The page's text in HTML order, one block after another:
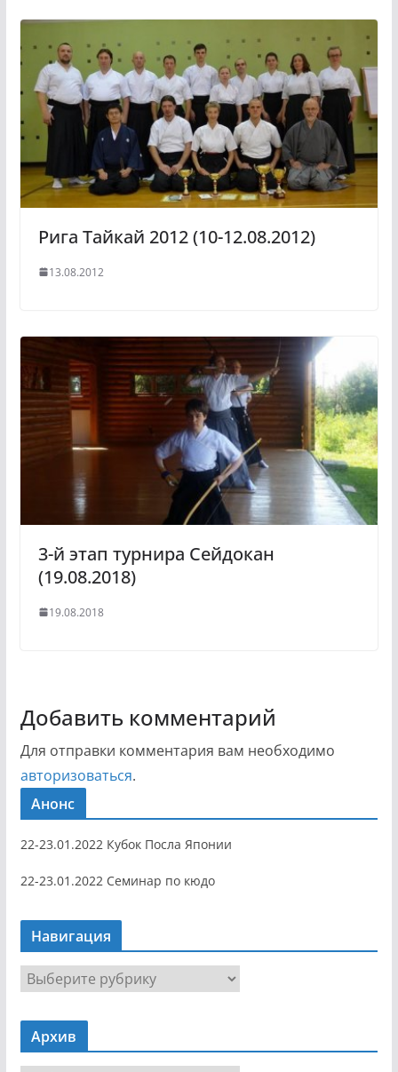
Рига Тайкай 2012 (10-12.08.2012)
13.08.2012
3-й этап турнира Сейдокан
(19.08.2018)
19.08.2018
Добавить комментарий
Для отправки комментария вам необходимо
авторизоваться.
Анонс
22-23.01.2022 Кубок Посла Японии
22-23.01.2022 Семинар по кюдо
Навигация
Н
а
в
г
Архив